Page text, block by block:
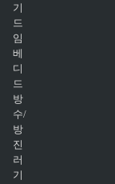
기
드
임
베
디
드
방
수/
방
진
러
기